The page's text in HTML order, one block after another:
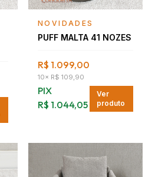
Falar com consultor
NOVIDADES
PUFF MALTA 41 NOZES
R$ 1.099,00
10× R$ 109,90
PIX
R$ 1.044,05
Ver
produto